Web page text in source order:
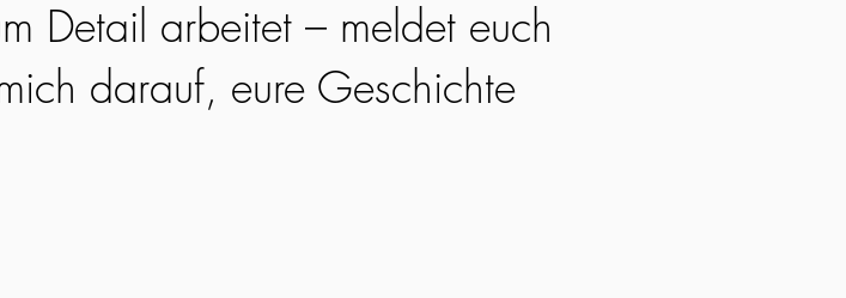
Detail arbeitet – meldet euch
darauf, eure Geschichte